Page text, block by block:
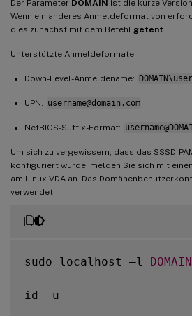
Der Parameter DOMAIN ist die kurze
Wenn ein anderes Anmeldeformat von
dies zunächst mit dem Befehl getent
Unterstützte Anmeldeformate:
Down-Level-Anmeldename:
UPN: username@domain.com
NetBIOS-Suffix-Format:
Um sich zu vergewissern, dass das SSSD-
konfiguriert wurde, melden Sie sich mit
am Linux VDA an. Das
verwendet.
sudo localhost –l DOMAIN
id - u